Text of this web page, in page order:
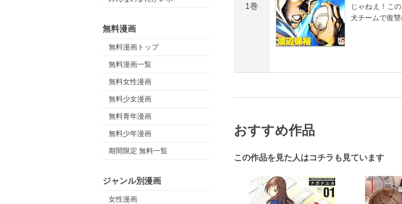
無料漫画
無料漫画トップ
無料漫画一覧
無料女性漫画
無料少女漫画
無料青年漫画
無料少年漫画
期間限定 無料一覧
ジャンル別漫画
女性漫画
1巻
じゃねえ！こ
犬チームで復讐
おすすめ作品
この作品を見た人はコチラも見ています